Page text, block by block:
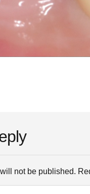
not be published.